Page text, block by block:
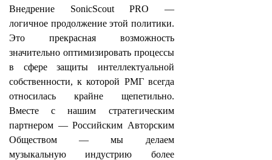
Внедрение SonicScout PRO —
логичное продолжение этой политики.
Это прекрасная возможность
значительно оптимизировать процессы
в сфере защиты интеллектуальной
собственности, к которой РМГ всегда
относилась крайне щепетильно.
Вместе с нашим стратегическим
партнером — Российским Авторским
Обществом — мы делаем
музыкальную индустрию более